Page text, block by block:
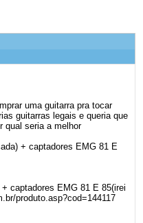
uma guitarra pra tocar
guitarras legais e queria que
qual seria a melhor
+ captadores EMG 81 E
captadores EMG 81 E 85(irei
produto.asp?cod=144117